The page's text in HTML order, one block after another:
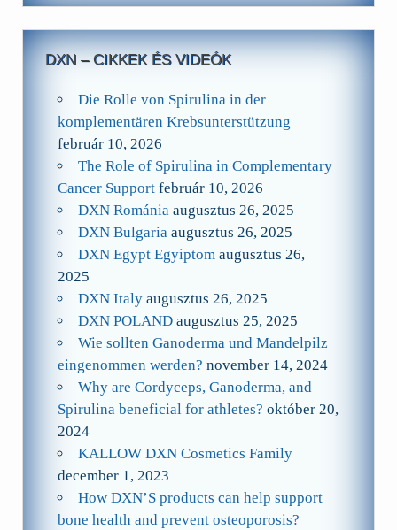
DXN – CIKKEK ÉS VIDEÓK
Die Rolle von Spirulina in der
komplementären Krebsunterstützung
február 10, 2026
The Role of Spirulina in Complementary
Cancer Support február 10, 2026
DXN Románia augusztus 26, 2025
DXN Bulgaria augusztus 26, 2025
DXN Egypt Egyiptom augusztus 26,
2025
DXN Italy augusztus 26, 2025
DXN POLAND augusztus 25, 2025
Wie sollten Ganoderma und Mandelpilz
eingenommen werden? november 14, 2024
Why are Cordyceps, Ganoderma, and
Spirulina beneficial for athletes? október 20,
2024
KALLOW DXN Cosmetics Family
december 1, 2023
How DXN’S products can help support
bone health and prevent osteoporosis?